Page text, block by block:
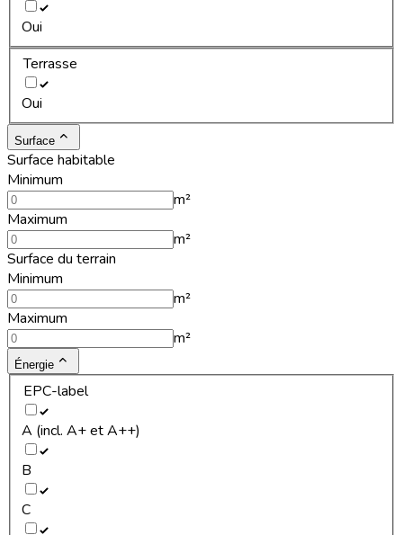
Oui
Terrasse
Oui
Surface
Surface habitable
Minimum
m²
Maximum
m²
Surface du terrain
Minimum
m²
Maximum
m²
Énergie
EPC-label
A (incl. A+ et A++)
B
C